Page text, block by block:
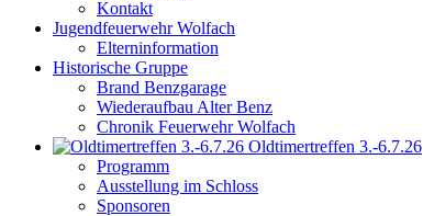
Kontakt
Jugendfeuerwehr Wolfach
Elterninformation
Historische Gruppe
Brand Benzgarage
Wiederaufbau Alter Benz
Chronik Feuerwehr Wolfach
Oldtimertreffen 3.-6.7.26
Programm
Ausstellung im Schloss
Sponsoren